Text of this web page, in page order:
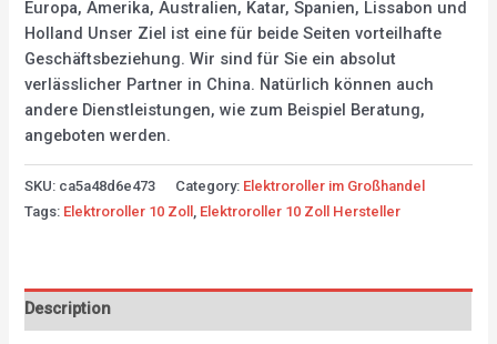
Europa, Amerika, Australien, Katar, Spanien, Lissabon und
Holland Unser Ziel ist eine für beide Seiten vorteilhafte
Geschäftsbeziehung. Wir sind für Sie ein absolut
verlässlicher Partner in China. Natürlich können auch
andere Dienstleistungen, wie zum Beispiel Beratung,
angeboten werden.
SKU: ca5a48d6e473 Category: Elektroroller im Großhandel
Tags: Elektroroller 10 Zoll Elektroroller 10 Zoll Hersteller
Description